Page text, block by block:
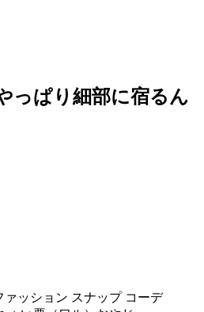
っぱり細部に宿るん